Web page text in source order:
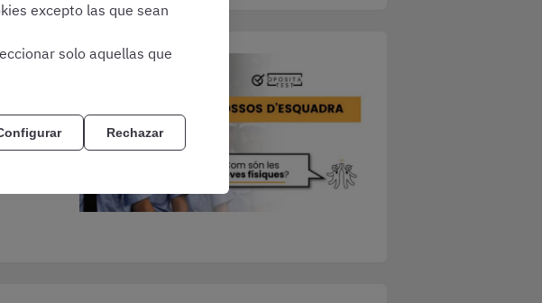
de
i com
excepto las que sean
solo aquellas que
Rechazar